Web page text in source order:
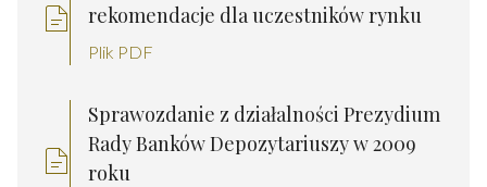
rekomendacje dla uczestników rynku
Plik PDF
Sprawozdanie z działalności Prezydium
Rady Banków Depozytariuszy w 2009
roku